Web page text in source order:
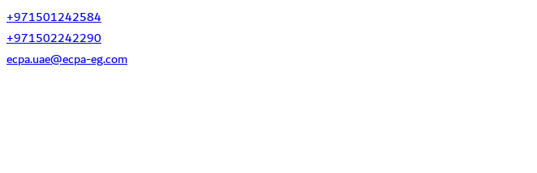
+971501242584
+971502242290
ecpa.uae@ecpa-eg.com